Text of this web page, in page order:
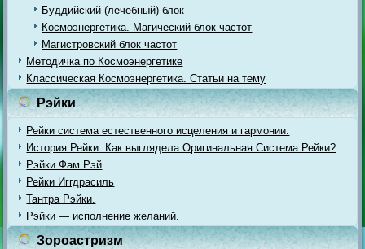
Буддийский (лечебный) блок
Космоэнергетика. Магический блок частот
Магистровский блок частот
Методичка по Космоэнергетике
Классическая Космоэнергетика. Статьи на тему
Рэйки
Рейки система естественного исцеления и гармонии.
История Рейки: Как выглядела Оригинальная Система Рейки?
Рэйки Фам Рэй
Рейки Иггдрасиль
Тантра Рэйки.
Рэйки — исполнение желаний.
Зороастризм